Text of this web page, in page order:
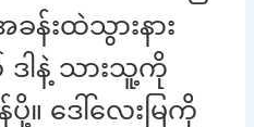
န်းထဲသွားနား
နဲ့ သားသူ့ကို
ပို့။ ဒေါ်လေးမြကို